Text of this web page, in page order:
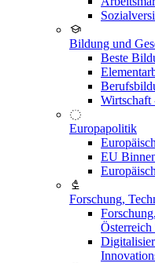
Bildung und
Beste
Wirtschaft
Europapolitik
EU
Forschung,